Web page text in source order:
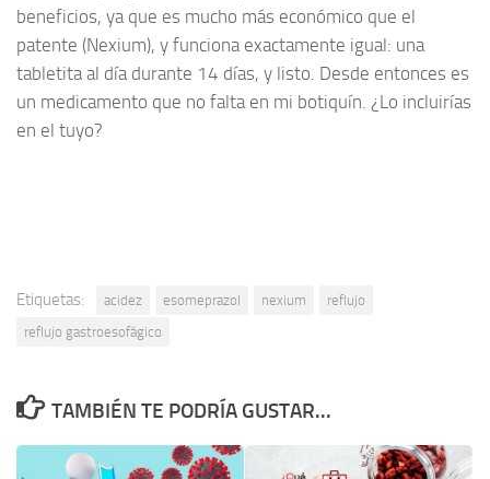
beneficios, ya que es mucho más económico que el
patente (Nexium), y funciona exactamente igual: una
tabletita al día durante 14 días, y listo. Desde entonces es
un medicamento que no falta en mi botiquín. ¿Lo incluirías
en el tuyo?
Etiquetas: acidez esomeprazol nexium
reflujo
reflujo gastroesofágico
TAMBIÉN TE PODRÍA GUSTAR...